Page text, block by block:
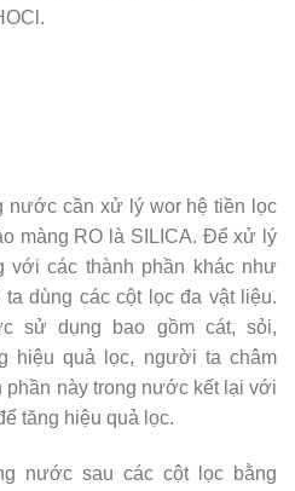
nước cần xử lý wor hệ tiền lọc
màng RO là SILICA. Để xử lý
với các thành phần khác như
dùng các cột lọc đa vật liệu.
sử dụng bao gồm cát, sỏi,
hiệu quả lọc, người ta châm
phần này trong nước kết lại với
tăng hiệu quả lọc.
nước sau các cột lọc bằng